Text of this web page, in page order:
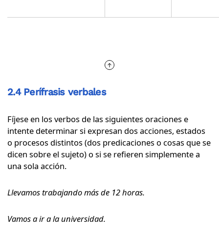
2.4 Perífrasis verbales
Fíjese en los verbos de las siguientes oraciones e
intente determinar si expresan dos acciones, estados
o procesos distintos (dos predicaciones o cosas que se
dicen sobre el sujeto) o si se refieren simplemente a
una sola acción.
Llevamos trabajando más de 12 horas.
Vamos a ir a la universidad.